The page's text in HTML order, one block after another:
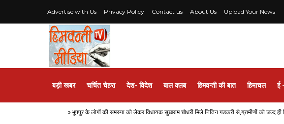
Advertise with Us Privacy Policy Contact us About Us Upload Your News
बड़ी खबर चर्चित चेहरा देश- विदेश बाल क्लब हिमवन्ती की बात हिमाचल ई
» भूपपुर के लोगों की समस्या को लेकर विधायक सुखराम चौधरी मिले नितिन गडकरी से,ग्रामीणों को जल्द ही